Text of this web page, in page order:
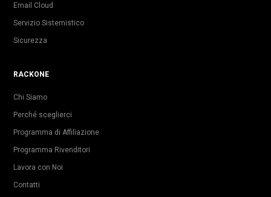
Email Cloud
Servizio Sistemistico
Sicurezza
RACKONE
Chi Siamo
Perché sceglierci
Programma di Affiliazione
Programma Rivenditori
Lavora con Noi
Contatti